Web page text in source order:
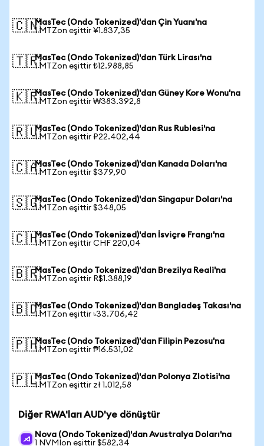
🇨🇳MasTec (Ondo Tokenized)'dan Çin Yuanı'na
1 MTZon eşittir ¥1.837,35
🇹🇷MasTec (Ondo Tokenized)'dan Türk Lirası'na
1 MTZon eşittir ₺12.988,85
🇰🇷MasTec (Ondo Tokenized)'dan Güney Kore Wonu'na
1 MTZon eşittir ₩383.392,8
🇷🇺MasTec (Ondo Tokenized)'dan Rus Rublesi'na
1 MTZon eşittir ₽22.402,44
🇨🇦MasTec (Ondo Tokenized)'dan Kanada Doları'na
1 MTZon eşittir $379,90
🇸🇬MasTec (Ondo Tokenized)'dan Singapur Doları'na
1 MTZon eşittir $348,05
🇨🇭MasTec (Ondo Tokenized)'dan İsviçre Frangı'na
1 MTZon eşittir CHF 220,04
🇧🇷MasTec (Ondo Tokenized)'dan Brezilya Reali'na
1 MTZon eşittir R$1.388,19
🇧🇩MasTec (Ondo Tokenized)'dan Bangladeş Takası'na
1 MTZon eşittir ৳33.706,42
🇵🇭MasTec (Ondo Tokenized)'dan Filipin Pezosu'na
1 MTZon eşittir ₱16.531,02
🇵🇱MasTec (Ondo Tokenized)'dan Polonya Zlotisi'na
1 MTZon eşittir zł 1.012,58
Diğer RWA'ları AUD'ye dönüştür
Nova (Ondo Tokenized)'dan Avustralya Doları'na
1 NVMIon eşittir $582,34